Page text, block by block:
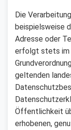
Die
beispielsweise
Adresse oder
erfolgt stets im
geltenden
Öffentlichkeit
erhobenen,